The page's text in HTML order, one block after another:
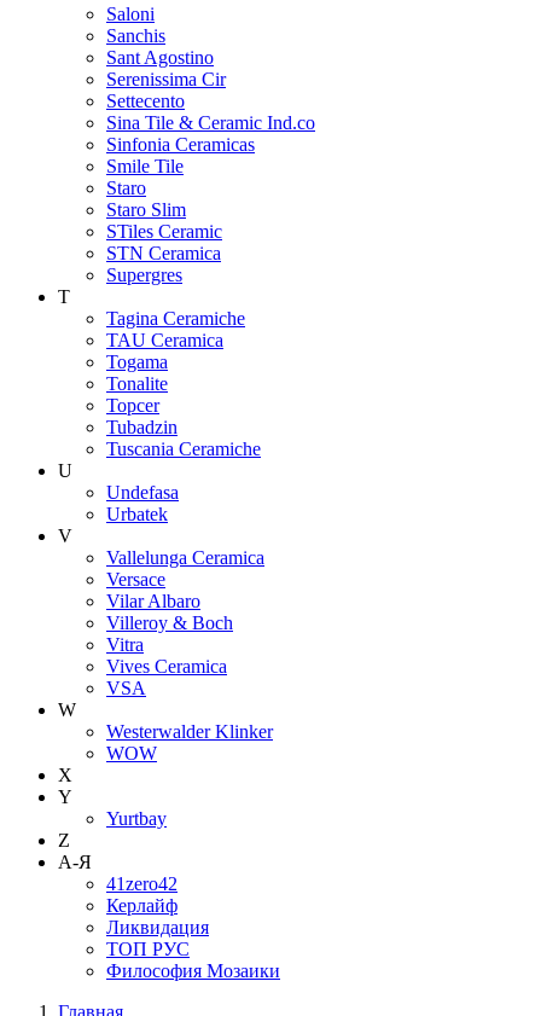
Saloni
Sanchis
Sant Agostino
Serenissima Cir
Settecento
Sina Tile & Ceramic Ind.co
Sinfonia Ceramicas
Smile Tile
Staro
Staro Slim
STiles Ceramic
STN Ceramica
Supergres
T
Tagina Ceramiche
TAU Ceramica
Togama
Tonalite
Topcer
Tubadzin
Tuscania Ceramiche
U
Undefasa
Urbatek
V
Vallelunga Ceramica
Versace
Vilar Albaro
Villeroy & Boch
Vitra
Vives Ceramica
VSA
W
Westerwalder Klinker
WOW
X
Y
Yurtbay
Z
А-Я
41zero42
Керлайф
Ликвидация
ТОП РУС
Философия Мозаики
Главная